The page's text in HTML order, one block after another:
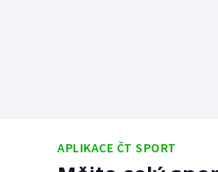
APLIKACE ČT SPORT